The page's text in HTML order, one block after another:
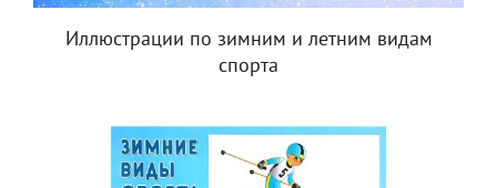
Иллюстрации по зимним и летним видам
спорта